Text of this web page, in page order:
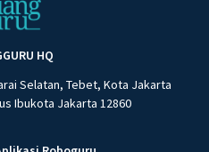
HQ
Selatan, Tebet, Kota Jakarta
Ibukota Jakarta 12860